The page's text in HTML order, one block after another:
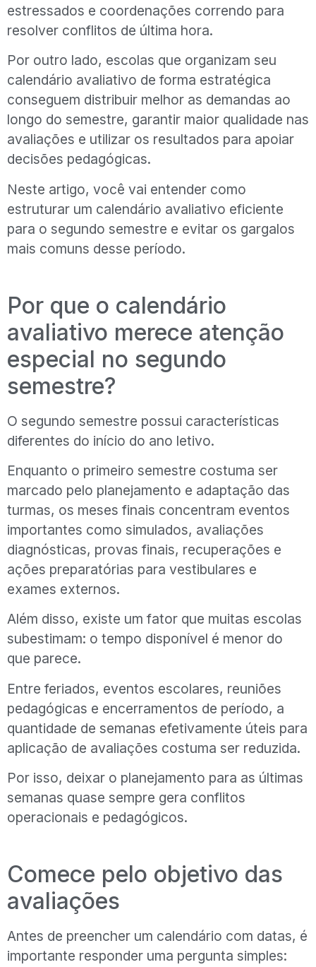
estressados e coordenações correndo para
resolver conflitos de última hora.
Por outro lado, escolas que organizam seu
calendário avaliativo de forma estratégica
conseguem distribuir melhor as demandas ao
longo do semestre, garantir maior qualidade nas
avaliações e utilizar os resultados para apoiar
decisões pedagógicas.
Neste artigo, você vai entender como
estruturar um calendário avaliativo eficiente
para o segundo semestre e evitar os gargalos
mais comuns desse período.
Por que o calendário
avaliativo merece atenção
especial no segundo
semestre?
O segundo semestre possui características
diferentes do início do ano letivo.
Enquanto o primeiro semestre costuma ser
marcado pelo planejamento e adaptação das
turmas, os meses finais concentram eventos
importantes como simulados, avaliações
diagnósticas, provas finais, recuperações e
ações preparatórias para vestibulares e
exames externos.
Além disso, existe um fator que muitas escolas
subestimam: o tempo disponível é menor do
que parece.
Entre feriados, eventos escolares, reuniões
pedagógicas e encerramentos de período, a
quantidade de semanas efetivamente úteis para
aplicação de avaliações costuma ser reduzida.
Por isso, deixar o planejamento para as últimas
semanas quase sempre gera conflitos
operacionais e pedagógicos.
Comece pelo objetivo das
avaliações
Antes de preencher um calendário com datas, é
importante responder uma pergunta simples: